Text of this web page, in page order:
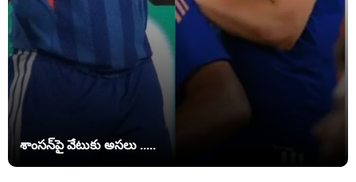
శాంసన్‌పై వేటుకు అసలు .....